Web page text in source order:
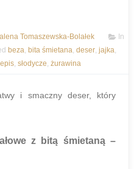
Tomaszewska-Bolałek
In
beza, bita śmietana, deser, jajka,
, słodycze, żurawina
i smaczny deser, który
z bitą śmietaną –